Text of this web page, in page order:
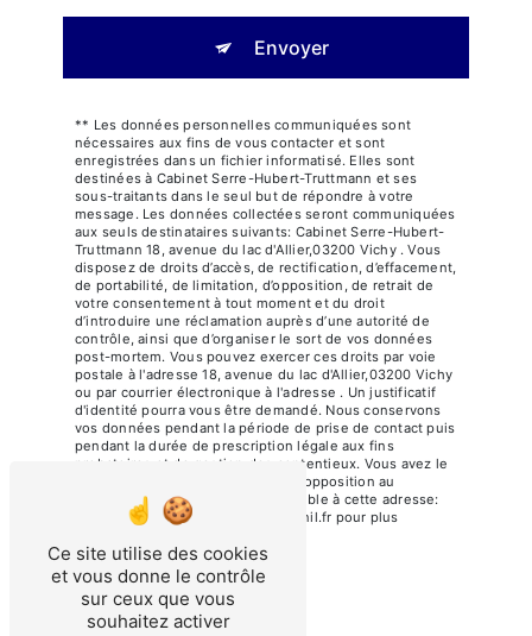
Envoyer
** Les données personnelles communiquées sont
nécessaires aux fins de vous contacter et sont
enregistrées dans un fichier informatisé. Elles sont
destinées à Cabinet Serre-Hubert-Truttmann et ses
sous-traitants dans le seul but de répondre à votre
message. Les données collectées seront communiquées
aux seuls destinataires suivants: Cabinet Serre-Hubert-
Truttmann 18, avenue du lac d'Allier,03200 Vichy . Vous
disposez de droits d’accès, de rectification, d’effacement,
de portabilité, de limitation, d’opposition, de retrait de
votre consentement à tout moment et du droit
d’introduire une réclamation auprès d’une autorité de
contrôle, ainsi que d’organiser le sort de vos données
post-mortem. Vous pouvez exercer ces droits par voie
postale à l'adresse 18, avenue du lac d'Allier,03200 Vichy
ou par courrier électronique à l'adresse . Un justificatif
d'identité pourra vous être demandé. Nous conservons
vos données pendant la période de prise de contact puis
pendant la durée de prescription légale aux fins
probatoires et de gestion des contentieux. Vous avez le
droit de vous inscrire sur la liste d'opposition au
démarchage téléphonique, disponible à cette adresse:
Bloctel.gouv.fr. Consultez le site cnil.fr pour plus
Ce site utilise des cookies
et vous donne le contrôle
sur ceux que vous
souhaitez activer